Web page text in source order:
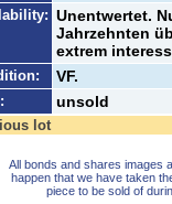
Unentwertet.
Jahrzehnten
extrem
VF.
unsold
lot
All bonds and shares images
happen that we have taken
piece to be sold of